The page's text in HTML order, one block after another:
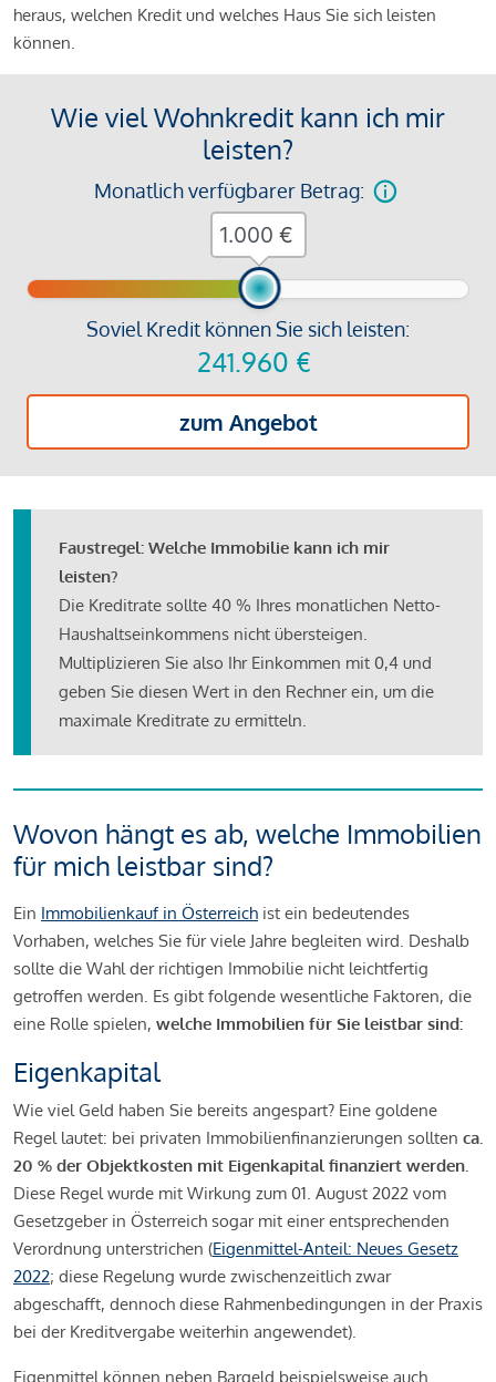
heraus, welchen Kredit und welches Haus Sie sich leisten
können.
Wie viel Wohnkredit kann ich mir
leisten?
Monatlich verfügbarer Betrag:
Soviel Kredit können Sie sich leisten:
241.960 €
zum Angebot
€
Faustregel: Welche Immobilie kann ich mir
leisten?
Die Kreditrate sollte 40 % Ihres monatlichen Netto-
Haushaltseinkommens nicht übersteigen.
Multiplizieren Sie also Ihr Einkommen mit 0,4 und
geben Sie diesen Wert in den Rechner ein, um die
maximale Kreditrate zu ermitteln.
Wovon hängt es ab, welche Immobilien
für mich leistbar sind?
Ein Immobilienkauf in Österreich ist ein bedeutendes
Vorhaben, welches Sie für viele Jahre begleiten wird. Deshalb
sollte die Wahl der richtigen Immobilie nicht leichtfertig
getroffen werden. Es gibt folgende wesentliche Faktoren, die
eine Rolle spielen, welche Immobilien für Sie leistbar sind:
Eigenkapital
Wie viel Geld haben Sie bereits angespart? Eine goldene
Regel lautet: bei privaten Immobilienfinanzierungen sollten ca.
20 % der Objektkosten mit Eigenkapital finanziert werden.
Diese Regel wurde mit Wirkung zum 01. August 2022 vom
Gesetzgeber in Österreich sogar mit einer entsprechenden
Verordnung unterstrichen (Eigenmittel-Anteil: Neues Gesetz
2022; diese Regelung wurde zwischenzeitlich zwar
abgeschafft, dennoch diese Rahmenbedingungen in der Praxis
bei der Kreditvergabe weiterhin angewendet).
Eigenmittel können neben Bargeld beispielsweise auch